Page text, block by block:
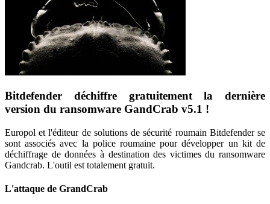
Bitdefender déchiffre gratuitement la dernière
version du ransomware GandCrab v5.1 !
Europol et l'éditeur de solutions de sécurité roumain Bitdefender se
sont associés avec la police roumaine pour développer un kit de
déchiffrage de données à destination des victimes du ransomware
Gandcrab. L'outil est totalement gratuit.
L'attaque de GrandCrab